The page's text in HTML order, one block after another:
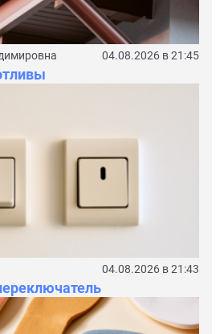
04.08.2026 в 21:45
04.08.2026 в 21:43